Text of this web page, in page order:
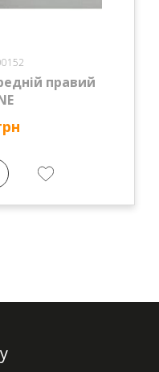
правий